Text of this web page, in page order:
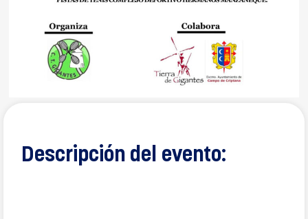
Descripción del evento: